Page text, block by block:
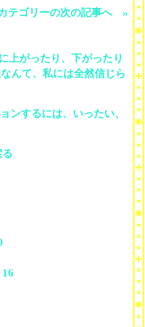
テゴリーの次の記事へ »
上がったり、下がったり
んて、私には全然信じら
ンするには、いったい、